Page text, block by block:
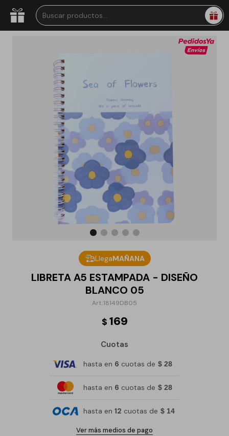
LlegaMAÑANA
LIBRETA A5 ESTAMPADA - DISEÑO
BLANCO 05
18149DB05
$ 169
Cuotas
hasta en 6 cuotas de $ 28
hasta en 6 cuotas de $ 28
hasta en 12 cuotas de $ 14
Ver más medios de pago